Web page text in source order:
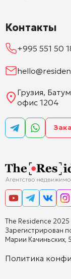
The Residence
Зарегистрирован
Марии Качиньских,
Политика
Контакты
+995 551 50
Грузия,
офис 1204